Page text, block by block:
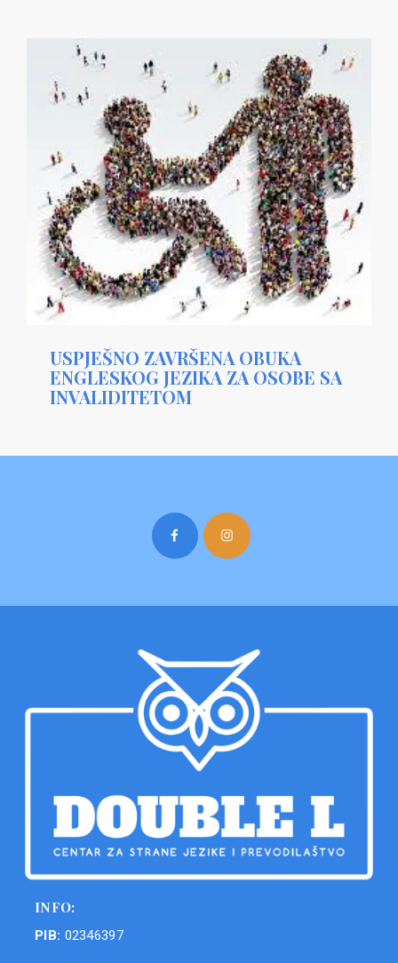
USPJEŠNO ZAVRŠENA OBUKA
ENGLESKOG JEZIKA ZA OSOBE SA
INVALIDITETOM
INFO:
PIB: 02346397